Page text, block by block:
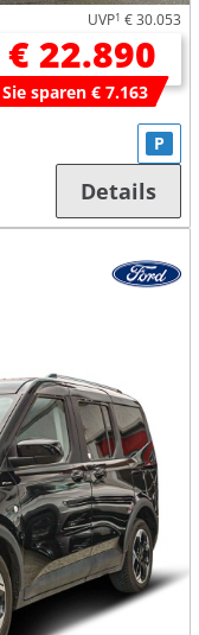
UVP1 € 30.053
€ 22.890
Sie sparen € 7.163
P
Details